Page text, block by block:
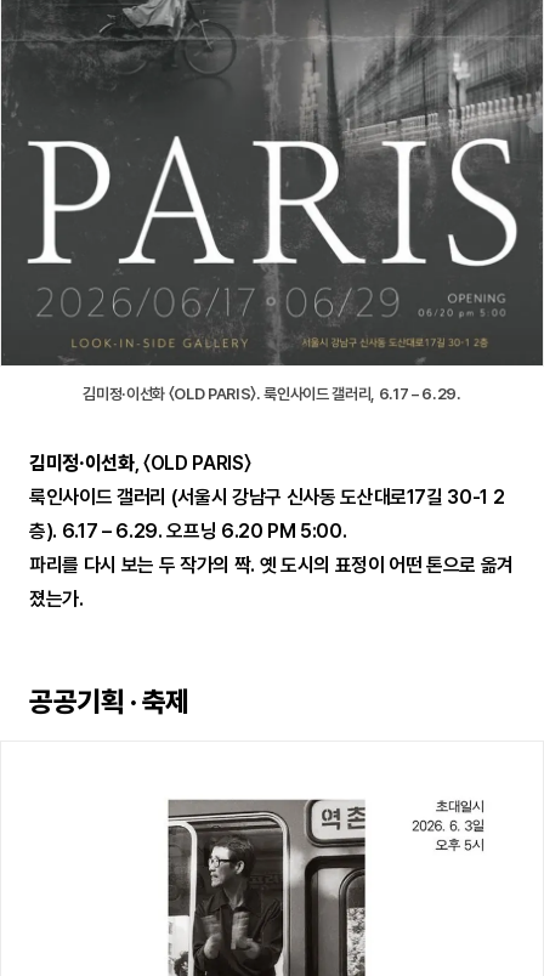
김미정·이선화 〈OLD PARIS〉. 룩인사이드 갤러리, 6.17 – 6.29.
김미정·이선화, 〈OLD PARIS〉
룩인사이드 갤러리 (서울시 강남구 신사동 도산대로17길 30-1 2
층). 6.17 – 6.29. 오프닝 6.20 PM 5:00.
파리를 다시 보는 두 작가의 짝. 옛 도시의 표정이 어떤 톤으로 옮겨
졌는가.
공공기획 · 축제